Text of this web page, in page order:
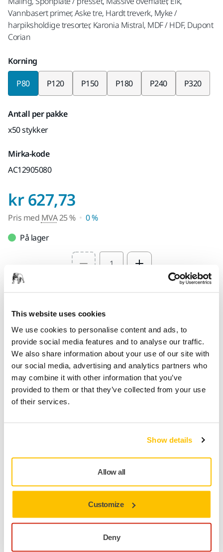
This website uses cookies
We use cookies to personalise content and ads, to
provide social media features and to analyse our traffic.
We also share information about your use of our site with
our social media, advertising and analytics partners who
may combine it with other information that you’ve
provided to them or that they’ve collected from your use
of their services.
Show details
Allow all
Customize
Deny
Vannbasert primer, Aske tre, Hardt treverk, Myke /
harpiksholdige tresorter, Karonia Mistral, MDF / HDF, Dupont
Corian
Korning
P80 P120 P150 P180 P240 P320
Antall per pakke
x50 stykker
Mirka-kode
AC12905080
kr 627,73Pris med MVA 25 %
Pris med MVA25 %
0 %
På lager
Select quantity value
Finn en forhandler
FOR DEG
Leveranse innen 5-7 arbeidsdager
Leveranse innen Norge
Fri frakt over kr.699.- inkl. moms
Tekniske detaljer
Abranet Ace er utviklet med tanke på industriens behov av